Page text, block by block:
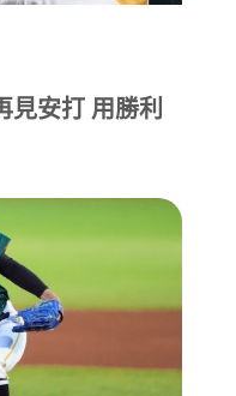
見安打 用勝利